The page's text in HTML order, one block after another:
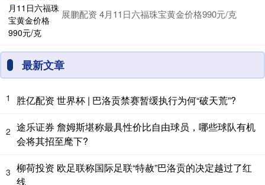
展鹏配资 4月11日六福珠宝黄金价格990元/克
最新文章
1 胜亿配资 世界杯 | 巴洛贡禁赛暂缓执行为何“破天荒”?
2 途乐证券 詹姆斯堪称最具性价比自由球员，哪些球队有机
会将其招至麾下?
3 柳荷投资 欧足联称国际足联“特赦”巴洛贡的决定越过了红
线